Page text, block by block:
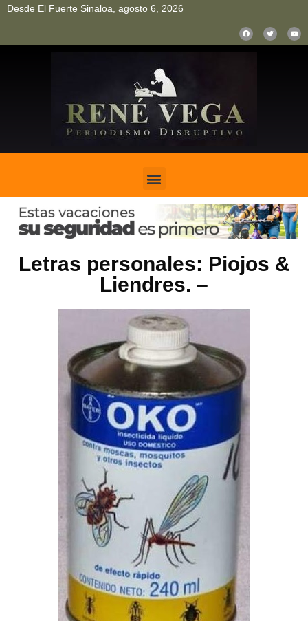
Desde El Fuerte Sinaloa, agosto 6, 2026
Letras personales: Piojos &
Liendres. –